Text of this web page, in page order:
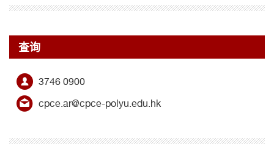
查询
3746 0900
cpce.ar@cpce-polyu.edu.hk